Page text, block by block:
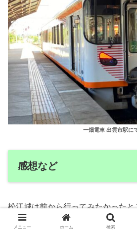
一畑電車 出雲市駅に
感想など
松江城は前から行ってみたかったと
メニュー ホーム 検索